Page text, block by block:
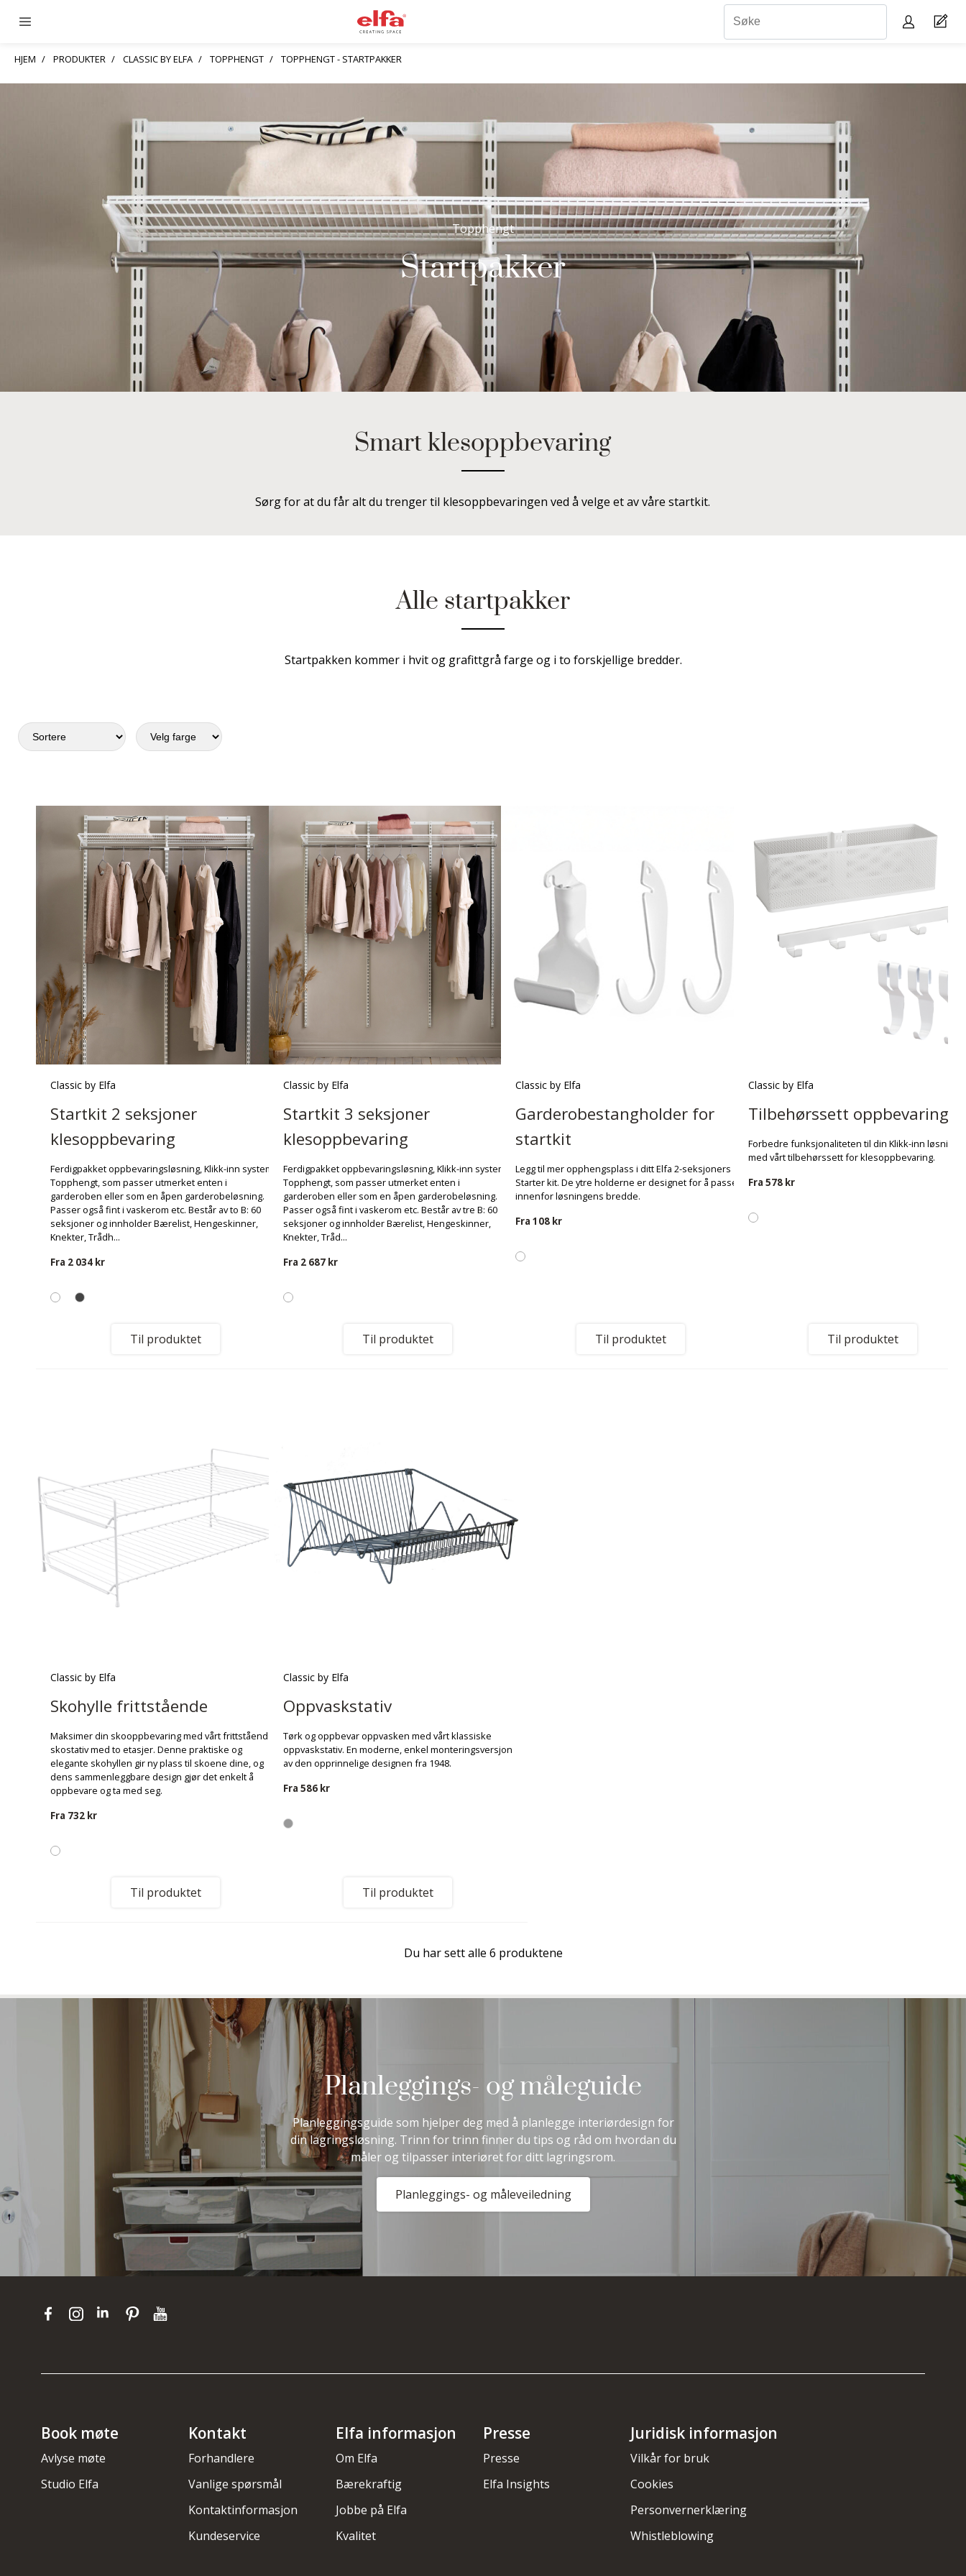
HJEM PRODUKTER CLASSIC BY ELFA TOPPHENGT TOPPHENGT - STARTPAKKER
Topphengt
Startpakker
Smart klesoppbevaring
Sørg for at du får alt du trenger til klesoppbevaringen ved å velge et av våre startkit.
Alle startpakker
Startpakken kommer i hvit og grafittgrå farge og i to forskjellige bredder.
Classic by Elfa
Startkit 2 seksjoner
klesoppbevaring
Ferdigpakket oppbevaringsløsning, Klikk-inn system
Topphengt, som passer utmerket enten i
garderoben eller som en åpen garderobeløsning.
Passer også fint i vaskerom etc. Består av to B: 60
seksjoner og innholder Bærelist, Hengeskinner,
Knekter, Trådh...
Fra 2 034 kr
Til produktet
Classic by Elfa
Startkit 3 seksjoner
klesoppbevaring
Ferdigpakket oppbevaringsløsning, Klikk-inn system
Topphengt, som passer utmerket enten i
garderoben eller som en åpen garderobeløsning.
Passer også fint i vaskerom etc. Består av tre B: 60
seksjoner og innholder Bærelist, Hengeskinner,
Knekter, Tråd...
Fra 2 687 kr
Til produktet
Classic by Elfa
Garderobestangholder for
startkit
Legg til mer opphengsplass i ditt Elfa 2-seksjoners
Starter kit. De ytre holderne er designet for å passe
innenfor løsningens bredde.
Fra 108 kr
Til produktet
Classic by Elfa
Tilbehørssett oppbevaring
Forbedre funksjonaliteten til din Klikk-inn løsning
med vårt tilbehørssett for klesoppbevaring.
Fra 578 kr
Til produktet
Classic by Elfa
Skohylle frittstående
Maksimer din skooppbevaring med vårt frittstående
skostativ med to etasjer. Denne praktiske og
elegante skohyllen gir ny plass til skoene dine, og
dens sammenleggbare design gjør det enkelt å
oppbevare og ta med seg.
Fra 732 kr
Til produktet
Classic by Elfa
Oppvaskstativ
Tørk og oppbevar oppvasken med vårt klassiske
oppvaskstativ. En moderne, enkel monteringsversjon
av den opprinnelige designen fra 1948.
Fra 586 kr
Til produktet
Du har sett alle 6 produktene
Planleggings- og måleguide
Planleggingsguide som hjelper deg med å planlegge interiørdesign for
din lagringsløsning. Trinn for trinn finner du tips og råd om hvordan du
måler og tilpasser interiøret for ditt lagringsrom.
Planleggings- og måleveiledning
Book møte
Avlyse møte
Studio Elfa
Kontakt
Forhandlere
Vanlige spørsmål
Kontaktinformasjon
Kundeservice
Elfa informasjon
Om Elfa
Bærekraftig
Jobbe på Elfa
Kvalitet
Presse
Presse
Elfa Insights
Juridisk informasjon
Vilkår for bruk
Cookies
Personvernerklæring
Whistleblowing